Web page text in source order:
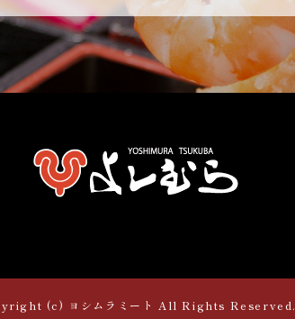
(c) ヨシムラミート All Rights Reserved.